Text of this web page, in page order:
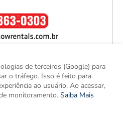
de terceiros (Google) para
o tráfego. Isso é feito para
ao usuário. Ao acessar,
monitoramento. Saiba Mais